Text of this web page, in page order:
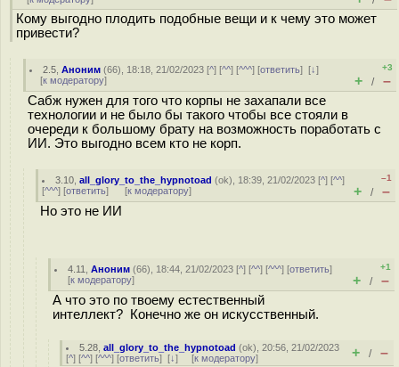
Кому выгодно плодить подобные вещи и к чему это может
привести?
2.5 ,Аноним (66), 18:18, 21/02/2023 [^] [^^] [^^^] [ответить][↓]
[к модератору]
+3
+ / –
Сабж нужен для того что корпы не захапали все
технологии и не было бы такого чтобы все стояли в
очереди к большому брату на возможность поработать с
ИИ. Это выгодно всем кто не корп.
3.10 ,all_glory_to_the_hypnotoad (ok), 18:39, 21/02/2023 [^] [^^]
[^^^] [ответить] [к модератору]
–1
+ / –
Но это не ИИ
4.11 ,Аноним (66), 18:44, 21/02/2023 [^] [^^] [^^^] [ответить]
[к модератору]
+1
+ / –
А что это по твоему естественный
интеллект? Конечно же он искусственный.
5.28 ,all_glory_to_the_hypnotoad (ok), 20:56, 21/02/2023
[^] [^^] [^^^] [ответить] [↓] [к модератору] + / –